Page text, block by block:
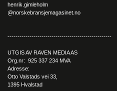
henrik.gimleholm
@norskebransjemagasinet.no
----------------------------------------------------
UTGIS AV RAVEN MEDIA AS
Org.nr: 925 337 234 MVA
Adresse:
Otto Valstads vei 33,
1395 Hvalstad